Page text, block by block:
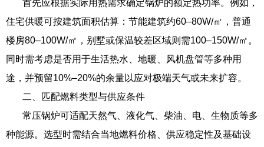
首先应根据实际用热需求确定锅炉的额定热功率。例如，
住宅供暖可按建筑面积估算：节能建筑约60–80W/㎡，普通
楼房80–100W/㎡，别墅或保温较差区域则需100–150W/㎡。
同时需考虑是否用于生活热水、地暖、风机盘管等多种用
途，并预留10%–20%的余量以应对极端天气或未来扩容。
二、匹配燃料类型与供应条件
常压锅炉可适配天然气、液化气、柴油、电、生物质等多
种能源。选型时需结合当地燃料价格、供应稳定性及基础设